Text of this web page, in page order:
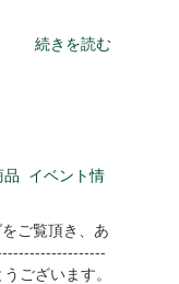
続きを読む
品 イベント情
ご覧頂き、あ
ございます。